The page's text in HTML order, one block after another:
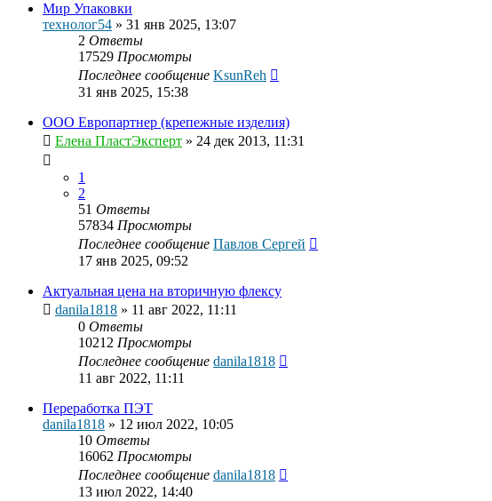
Мир Упаковки
технолог54 » 31 янв 2025, 13:07
2 Ответы
17529 Просмотры
Последнее сообщение KsunReh
31 янв 2025, 15:38
ООО Европартнер (крепежные изделия)
Елена ПластЭксперт » 24 дек 2013, 11:31
1
2
51 Ответы
57834 Просмотры
Последнее сообщение Павлов Сергей
17 янв 2025, 09:52
Актуальная цена на вторичную флексу
danila1818 » 11 авг 2022, 11:11
0 Ответы
10212 Просмотры
Последнее сообщение danila1818
11 авг 2022, 11:11
Переработка ПЭТ
danila1818 » 12 июл 2022, 10:05
10 Ответы
16062 Просмотры
Последнее сообщение danila1818
13 июл 2022, 14:40